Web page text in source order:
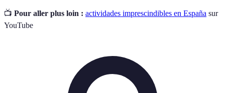
📺 Pour aller plus loin : actividades imprescindibles en España sur
YouTube